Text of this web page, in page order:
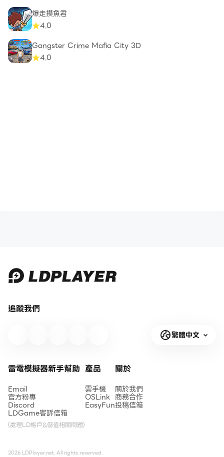
爆走摸魚君
4.0
Gangster Crime Mafia City 3D
4.0
追蹤我們
繁體中文
雷電模擬器新手幫助
Email
官方粉專
Discord
LDGame客訴信箱
(處理LD帳戶&儲值相關問題)
產品
雲手機
OSLink
EasyFun
關於
關於我們
商務合作
投稿信箱
2026 LDPlayer.net. All rights reserved.